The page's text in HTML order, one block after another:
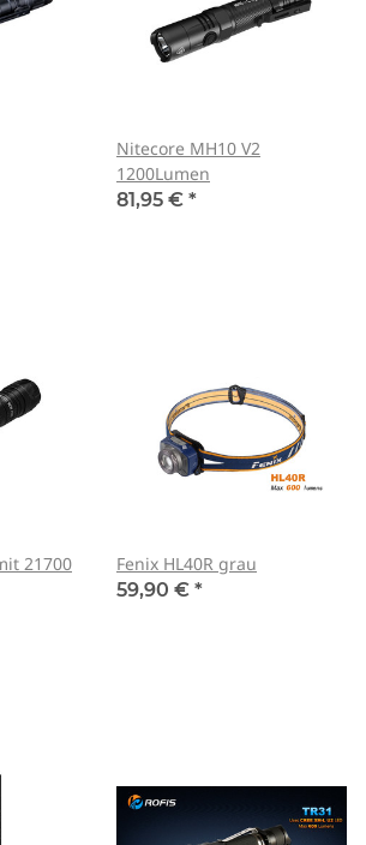
Nitecore MH10 V2
1200Lumen
81,95 € *
21700
Fenix HL40R grau
59,90 € *